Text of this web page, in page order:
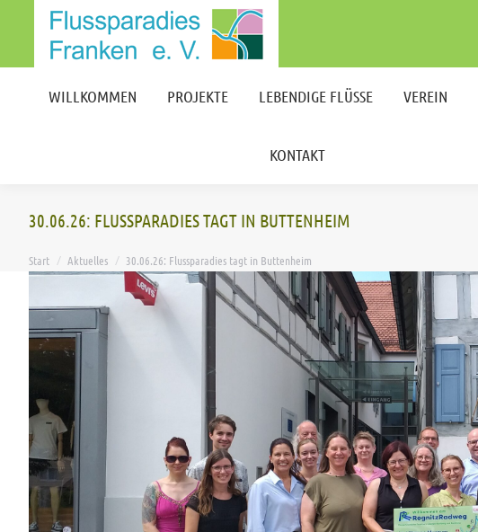
WILLKOMMEN PROJEKTE LEBENDIGE FLÜSSE VEREIN
KONTAKT
30.06.26: FLUSSPARADIES TAGT IN BUTTENHEIM
Start Aktuelles 30.06.26: Flussparadies tagt in Buttenheim
WILLKOMMEN PROJEKTE
KONTAKT